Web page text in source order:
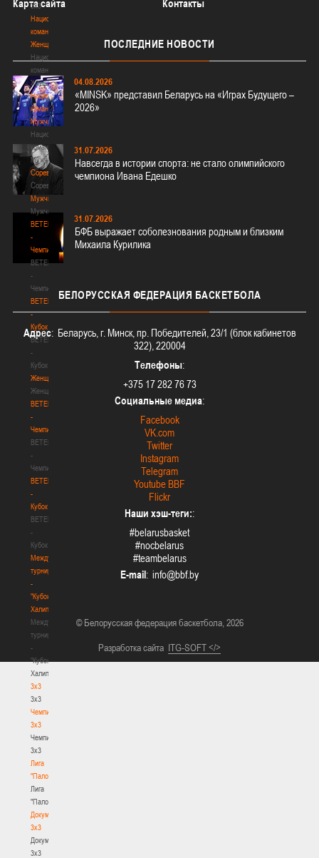
3х3
Национальная
команда.
Женщины
Национальная
команда.
Женщины
Национальная
команда.
Мужчины
Национальная
команда.
Мужчины
Соревнования
Соревнования
Мужчины
Мужчины
BETERA
-
Чемпионат
BETERA
-
Чемпионат
BETERA
-
Кубок
BETERA
-
Кубок
Женщины
Женщины
BETERA
-
Чемпионат
BETERA
-
Чемпионат
BETERA
-
Кубок
BETERA
-
Кубок
Международный
турнир
-
"Кубок
Халипского"
Международный
турнир
-
"Кубок
Халипского"
3x3
3x3
Чемпионат
3х3
Чемпионат
3х3
Лига
"Палова"
Лига
"Палова"
Документы
3х3
Документы
3х3
Карта сайта Контакты
ПОСЛЕДНИЕ НОВОСТИ
04.08.2026
«MINSK» представил Беларусь на «Играх Будущего –
2026»
31.07.2026
Навсегда в истории спорта: не стало олимпийского
чемпиона Ивана Едешко
31.07.2026
БФБ выражает соболезнования родным и близким
Михаила Курилика
БЕЛОРУССКАЯ ФЕДЕРАЦИЯ БАСКЕТБОЛА
Адрес: Беларусь, г. Минск, пр. Победителей, 23/1 (блок кабинетов
322), 220004
Телефоны:
+375 17 282 76 73
Социальные медиа:
Facebook
VK.com
Twitter
Instagram
Telegram
Youtube BBF
Flickr
Наши хэш-теги::
#belarusbasket
#nocbelarus
#teambelarus
E-mail:
© Белорусская федерация баскетбола, 2026
Разработка сайта ITG-SOFT </>